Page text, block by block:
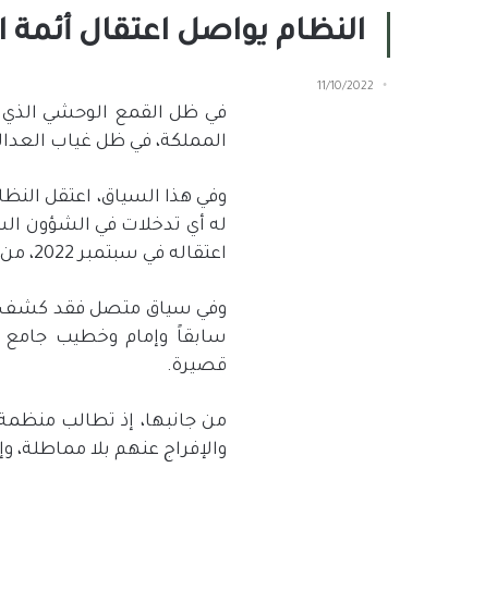
النظام يواصل اعتقال
11/10/2022
في ظل القمع الوحشي الذي
المملكة، في ظل غياب
وفي هذا السياق، اعتقل
له أي تدخلات في الشؤون
اعتقاله في سبتمبر 2022، من دون سبب واضح.
سابقاً وإمام وخطيب جامع
قصيرة.
من جانبها، إذ تطالب
والإفراج عنهم بلا مماطلة،